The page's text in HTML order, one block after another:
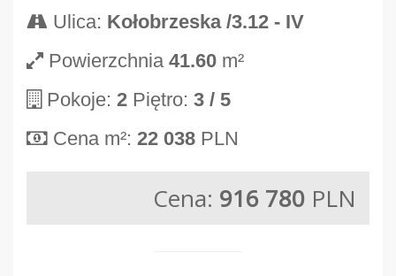
Ulica: Kołobrzeska /3.12 - IV
Powierzchnia 41.60 m²
Pokoje: 2 Piętro: 3 / 5
Cena m²: 22 038 PLN
Cena: 916 780 PLN